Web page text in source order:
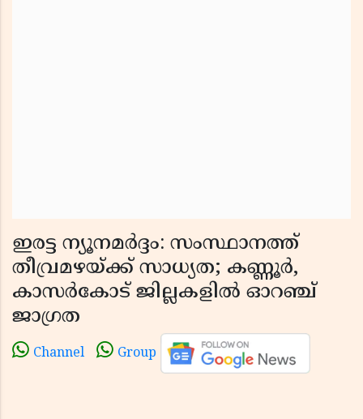
ഇരട്ട ന്യൂനമർദ്ദം: സംസ്ഥാനത്ത്
തീവ്രമഴയ്ക്ക് സാധ്യത; കണ്ണൂർ,
കാസർകോട് ജില്ലകളിൽ ഓറഞ്ച്
ജാഗ്രത
Channel Group